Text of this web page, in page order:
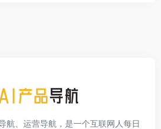
航、运营导航，是一个互联网人每日